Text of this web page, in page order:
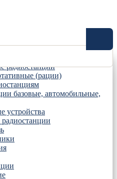
радиостанции
(рации)
базовые, автомобильные,
устройства